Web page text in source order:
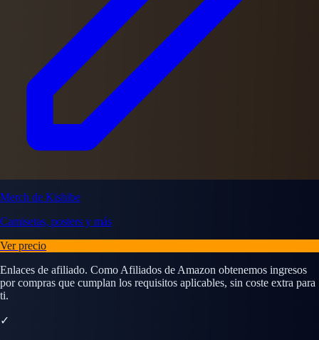
Merch de Kishibe
Camisetas, posters y más
Ver precio
Enlaces de afiliado. Como Afiliados de Amazon obtenemos ingresos
por compras que cumplan los requisitos aplicables, sin coste extra para
ti.
✓